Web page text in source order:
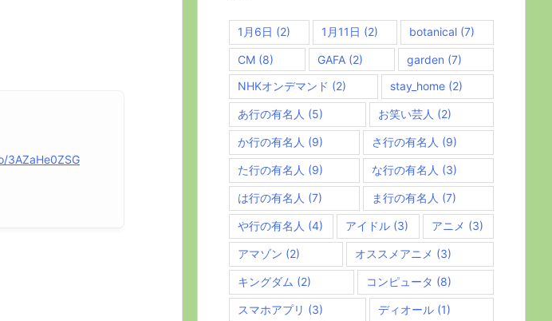
3AZaHe0ZSG
1月6日 (2) 1月11日 (2) botanical (7)
CM (8) GAFA (2) garden (7)
NHKオンデマンド (2) stay_home(2)
あ行の有名人 (5) お笑い芸人 (2)
か行の有名人 (9) さ行の有名人 (9)
た行の有名人 (9) な行の有名人 (3)
は行の有名人 (7) ま行の有名人 (7)
や行の有名人 (4) アイドル (3) アニメ (3)
アマゾン (2) オススメアニメ (3)
キングダム (2) コンピュータ (8)
スマホアプリ (3) ディオール (1)